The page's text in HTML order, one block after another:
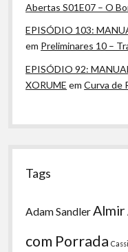
Abertas S01E07 – O
EPISÓDIO 103:
em Preliminares 10 –
EPISÓDIO 92:
XORUME emCurva de
Tags
Adam SandlerAlmir
com Porrada